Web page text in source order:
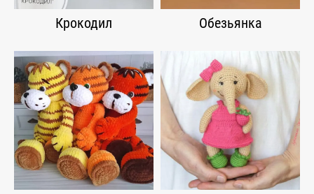
Крокодил Обезьянка